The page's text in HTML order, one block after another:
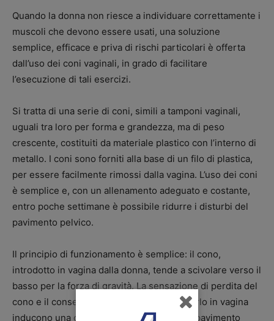
Quando la donna non riesce a individuare correttamente i
muscoli che devono essere usati, una soluzione
semplice, efficace e priva di rischi particolari è offerta
dall’uso dei coni vaginali, in grado di facilitare
l’esecuzione di tali esercizi.
Si tratta di una serie di coni, simili a tamponi vaginali,
uguali tra loro per forma e grandezza, ma di peso
crescente, costituiti da materiale plastico con l’interno di
metallo. I coni sono forniti alla base di un filo di plastica,
per essere facilmente rimossi dalla vagina. L’uso dei coni
è semplice e, con un allenamento adeguato e costante,
entro poche settimane è possibile ridurre i disturbi del
pavimento pelvico.
Il principio di funzionamento è semplice: il cono,
introdotto in vagina dalla donna, tende a scivolare verso il
basso per la forza di gravità. La sensazione di perdita del
cono e il conseguente tentativo di trattenerlo in vagina
inducono una contrazione dei muscoli del pavimento